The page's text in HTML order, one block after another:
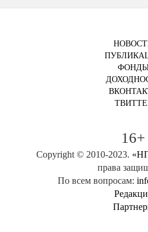
16+
Copyright © 2010-2023.
права
По всем вопросам: